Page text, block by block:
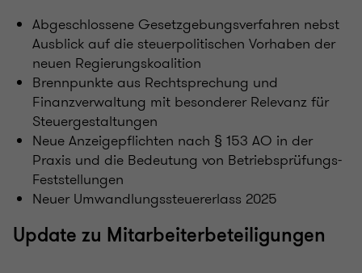
Abgeschlossene Gesetzgebungsverfahren nebst
Ausblick auf die steuerpolitischen Vorhaben der
neuen Regierungskoalition
Brennpunkte aus Rechtsprechung und
Finanzverwaltung mit besonderer Relevanz für
Steuergestaltungen
Neue Anzeigepflichten nach § 153 AO in der
Praxis und die Bedeutung von Betriebsprüfungs-
Feststellungen
Neuer Umwandlungssteuererlass 2025
Update zu Mitarbeiterbeteiligungen